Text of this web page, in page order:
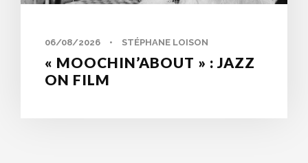
06/08/2026 • STÉPHANE LOISON
« MOOCHIN’ABOUT » : JAZZ
ON FILM